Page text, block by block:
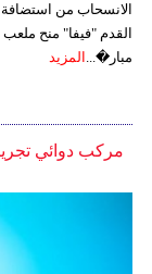
القدم "فيفا" منح
مبار�... المزيد
مركب دوائي